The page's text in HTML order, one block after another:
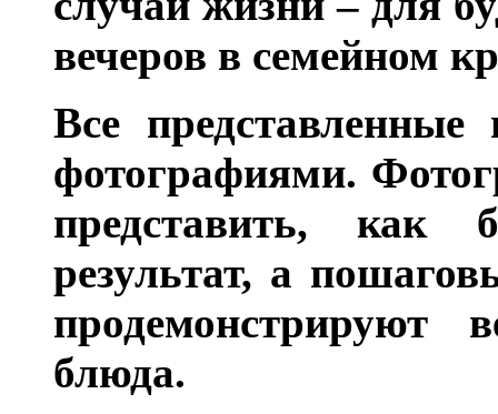
вечеров в семейном
Все
фотографиями.
представить, как
результат, а
продемонстрируют
блюда.